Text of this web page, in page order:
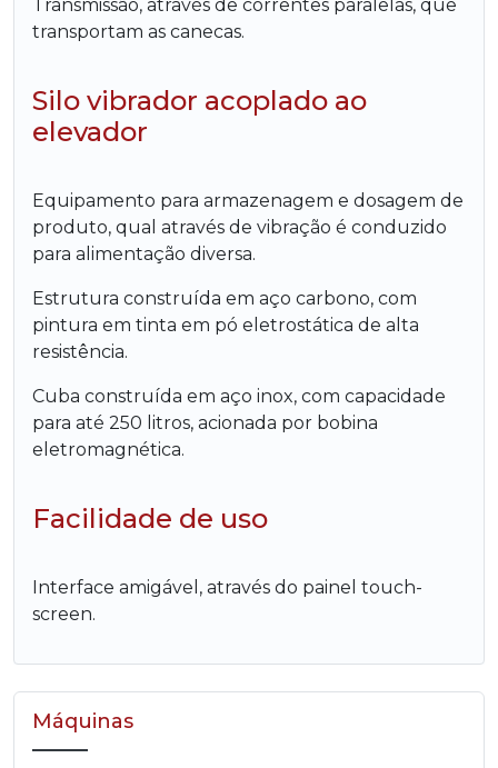
Transmissão, através de correntes paralelas, que
transportam as canecas.
Silo vibrador acoplado ao
elevador
Equipamento para armazenagem e dosagem de
produto, qual através de vibração é conduzido
para alimentação diversa.
Estrutura construída em aço carbono, com
pintura em tinta em pó eletrostática de alta
resistência.
Cuba construída em aço inox, com capacidade
para até 250 litros, acionada por bobina
eletromagnética.
Facilidade de uso
Interface amigável, através do painel touch-
screen.
Máquinas